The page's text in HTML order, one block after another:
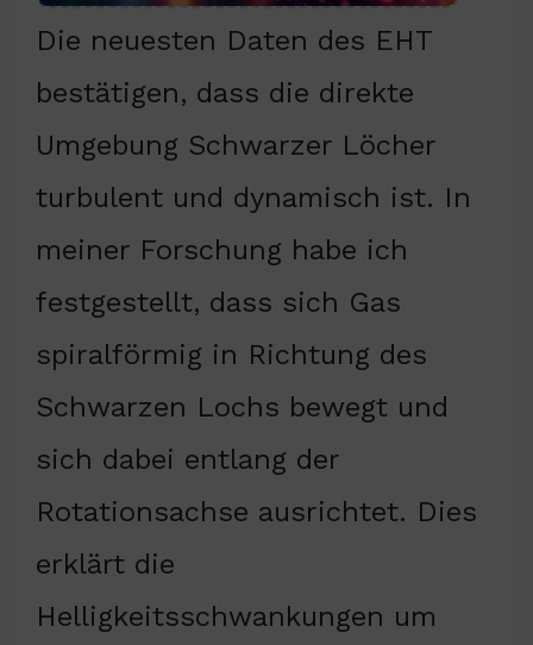
Die neuesten Daten des EHT
bestätigen, dass die direkte
Umgebung Schwarzer Löcher
turbulent und dynamisch ist. In
meiner Forschung habe ich
festgestellt, dass sich Gas
spiralförmig in Richtung des
Schwarzen Lochs bewegt und
sich dabei entlang der
Rotationsachse ausrichtet. Dies
erklärt die
Helligkeitsschwankungen um